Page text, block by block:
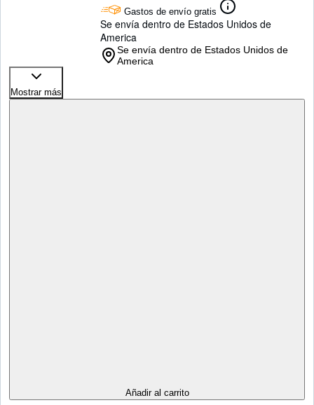
Gastos de envío gratis
Se envía dentro de Estados Unidos de
America
Se envía dentro de Estados Unidos de
America
Mostrar más
Añadir al carrito